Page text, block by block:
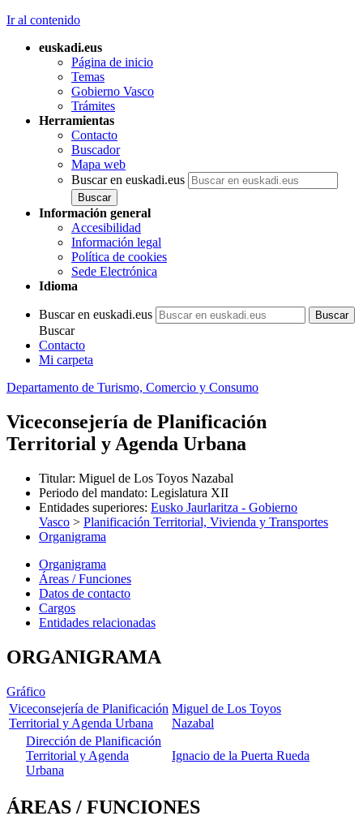
Ir al contenido
euskadi.eus
Página de inicio
Temas
Gobierno Vasco
Trámites
Herramientas
Contacto
Buscador
Mapa web
Buscar en euskadi.eus
Información general
Accesibilidad
Información legal
Política de cookies
Sede Electrónica
Idioma
Buscar en euskadi.eus
Buscar
Contacto
Mi carpeta
Departamento de Turismo, Comercio y Consumo
Viceconsejería de Planificación
Territorial y Agenda Urbana
Titular: Miguel de Los Toyos Nazabal
Periodo del mandato: Legislatura XII
Entidades superiores: Eusko Jaurlaritza - Gobierno
Vasco > Planificación Territorial, Vivienda y Transportes
Organigrama
Organigrama
Áreas / Funciones
Datos de contacto
Cargos
Entidades relacionadas
ORGANIGRAMA
Gráfico
Viceconsejería de Planificación
Territorial y Agenda Urbana
Miguel de Los Toyos
Nazabal
Dirección de Planificación
Territorial y Agenda
Urbana
Ignacio de la Puerta Rueda
ÁREAS / FUNCIONES